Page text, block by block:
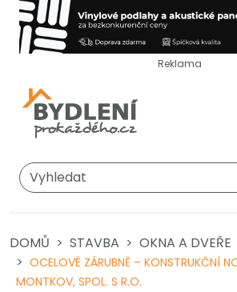
Reklama
DOMŮ STAVBA OKNA A DVEŘE
OCELOVÉ ZÁRUBNĚ – KONSTRUKČNÍ
MONTKOV, SPOL. S R.O.